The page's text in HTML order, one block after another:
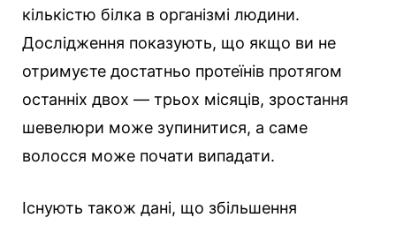
кількістю білка в організмі людини.
Дослідження показують, що якщо ви не
отримуєте достатньо протеїнів протягом
останніх двох — трьох місяців, зростання
шевелюри може зупинитися, а саме
волосся може почати випадати.
Існують також дані, що збільшення